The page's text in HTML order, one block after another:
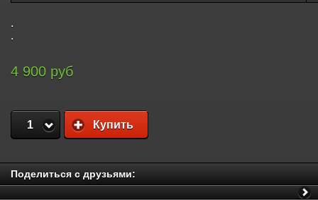
.
.
4 900 руб
1 Купить
Поделиться с друзьями: